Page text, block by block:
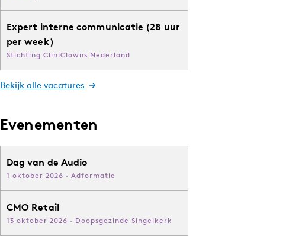
Expert interne communicatie (28 uur
per week)
Stichting CliniClowns Nederland
Bekijk alle vacatures
Evenementen
Dag van de Audio
1 oktober 2026 · Adformatie
CMO Retail
13 oktober 2026 · Doopsgezinde Singelkerk